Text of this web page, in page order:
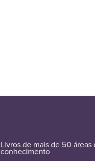
Livros de mais de 50 áreas
conhecimento